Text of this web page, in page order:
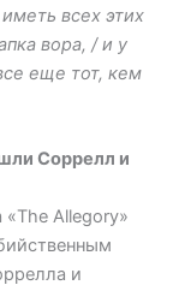
всех этих
вора, / и у
еще тот, кем
Соррелл и
Allegory»
и